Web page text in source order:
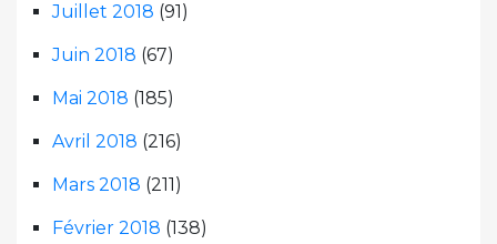
Juillet 2018 (91)
Juin 2018 (67)
Mai 2018 (185)
Avril 2018 (216)
Mars 2018 (211)
Février 2018 (138)